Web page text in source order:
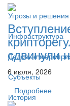
Угрозы и решения
Инфраструктура
Деловые
Субъекты
История
сдвинули
6 июля, 2026
Подробнее